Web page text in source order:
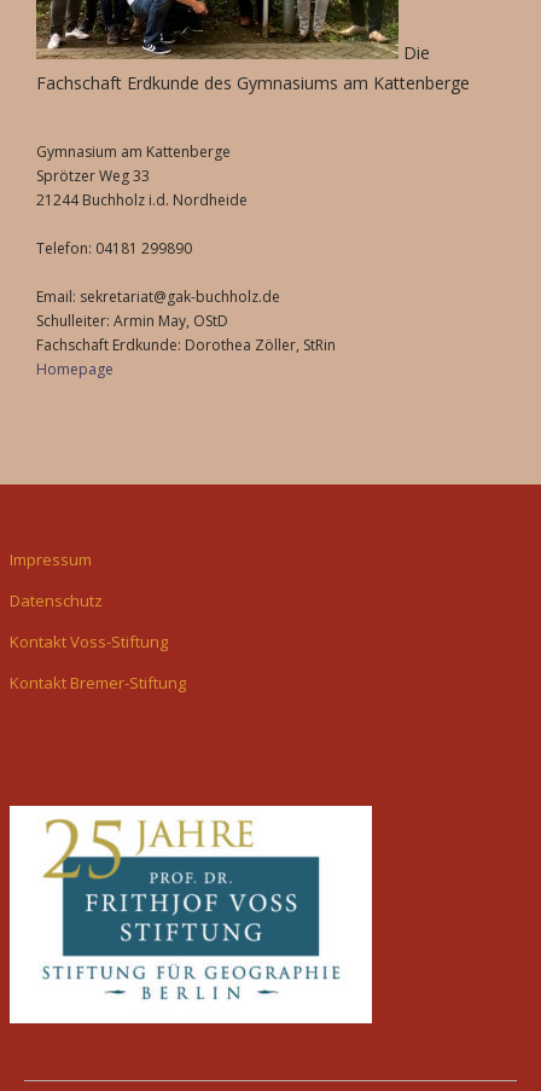
Die
Fachschaft Erdkunde des Gymnasiums am Kattenberge
Gymnasium am Kattenberge
Sprötzer Weg 33
21244 Buchholz i.d. Nordheide
Telefon: 04181 299890
Email: sekretariat@gak-buchholz.de
Schulleiter: Armin May, OStD
Fachschaft Erdkunde: Dorothea Zöller, StRin
Homepage
Impressum
Datenschutz
Kontakt Voss-Stiftung
Kontakt Bremer-Stiftung